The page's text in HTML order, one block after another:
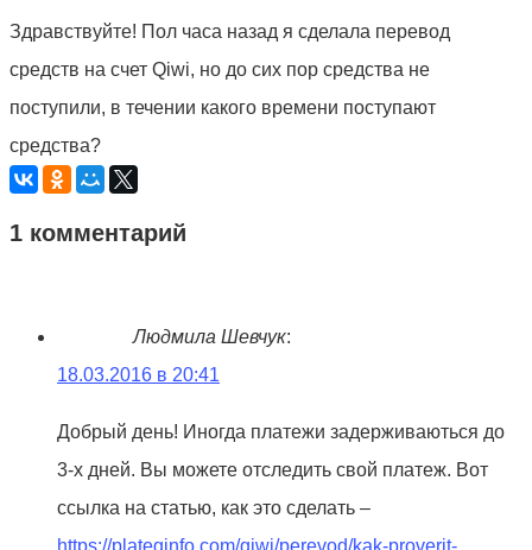
Здравствуйте! Пол часа назад я сделала перевод
средств на счет Qiwi, но до сих пор средства не
поступили, в течении какого времени поступают
средства?
1 комментарий
Людмила Шевчук:
18.03.2016 в 20:41
Добрый день! Иногда платежи задерживаються до
3-х дней. Вы можете отследить свой платеж. Вот
ссылка на статью, как это сделать –
https://plateginfo.com/qiwi/perevod/kak-proverit-